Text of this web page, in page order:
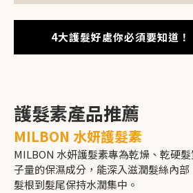
4大護髮好處你必須要知道！
護髮素產品推薦
MILBON 水妍護髮素
MILBON 水妍護髮素專為乾燥、乾硬
子量的保濕成分，能深入滋潤髮絲內
髮根到髮尾保持水潤集中。